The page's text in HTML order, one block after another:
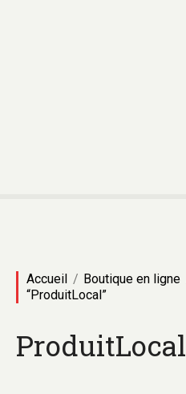
Accueil Boutique en ligne
“ProduitLocal”
ProduitLocal